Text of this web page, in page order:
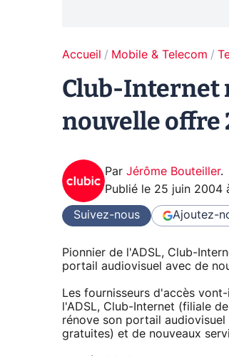
Accueil Mobile & Telecom
Club-Internet
nouvelle offre
Par Jérôme Bouteiller.
Publié le 25 juin 2004
Suivez-nous Ajoutez-
Pionnier de l'ADSL, Club-
portail audiovisuel avec de
Les fournisseurs d'accès
l'ADSL, Club-Internet (filiale
rénove son portail audiovisuel
gratuites) et de nouveaux